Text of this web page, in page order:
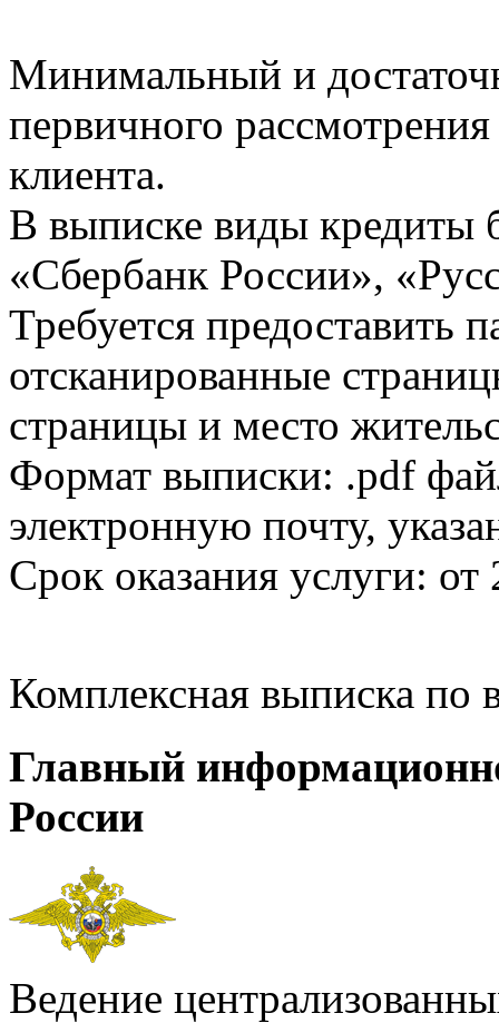
Минимальный и
первичного
клиента.
В выписке виды кредиты
«Сбербанк России»,
Требуется предоставить
отсканированные
страницы и место
Формат выписки: .pdf
электронную почту,
Срок оказания услуги: от
Комплексная выписка
Главный
России
Ведение